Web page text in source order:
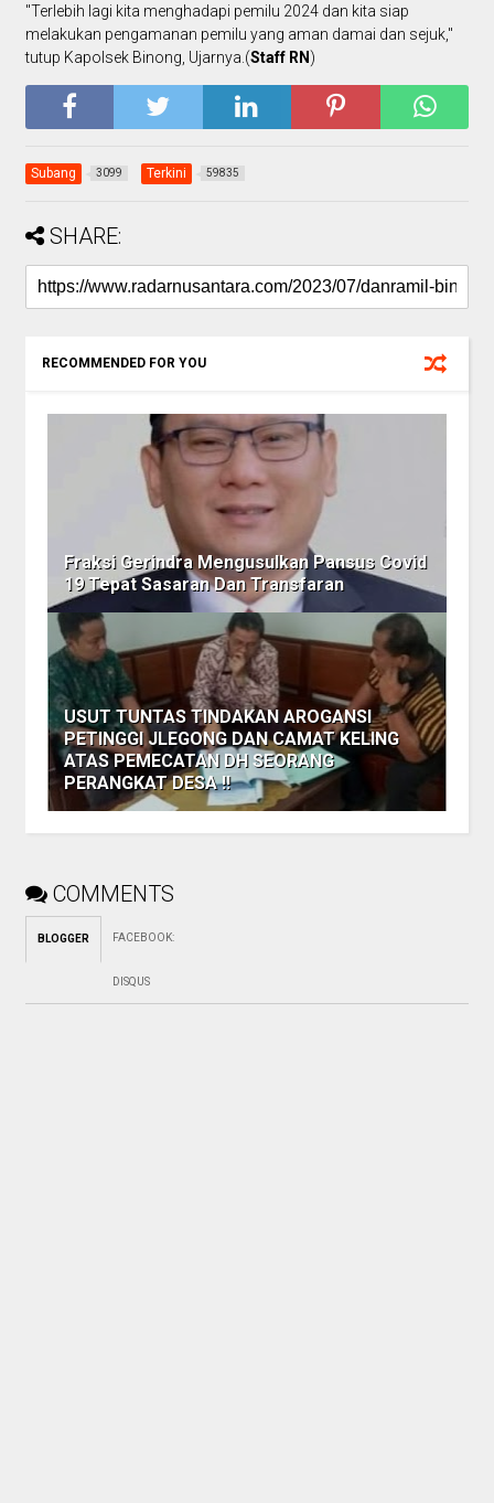
"Terlebih lagi kita menghadapi pemilu 2024 dan kita siap
melakukan pengamanan pemilu yang aman damai dan sejuk,"
tutup Kapolsek Binong, Ujarnya.(Staff RN )
Subang 3099 Terkini 59835
SHARE:
RECOMMENDED FOR YOU
Fraksi Gerindra Mengusulkan Pansus Covid
19 Tepat Sasaran Dan Transfaran
USUT TUNTAS TINDAKAN AROGANSI
PETINGGI JLEGONG DAN CAMAT KELING
ATAS PEMECATAN DH SEORANG
PERANGKAT DESA !!
COMMENTS
BLOGGER FACEBOOK:
DISQUS